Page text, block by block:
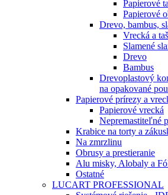
Papierové
Papierové
Drevo, bambus,
Vrecká a
Slamené
Drevo
Bambus
Drevoplastový
na opakované
Papierové prírezy a
Papierové vrecká
Nepremastiteľné
Krabice na torty a
Na zmrzlinu
Obrusy a prestieranie
Alu misky, Alobaly a
Ostatné
LUCART PROFESSIONAL